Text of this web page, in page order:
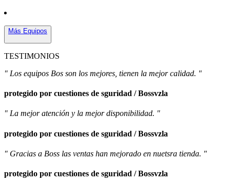
Más Equipos
TESTIMONIOS
" Los equipos Bos son los mejores, tienen la mejor calidad. "
protegido por cuestiones de sguridad / Bossvzla
" La mejor atención y la mejor disponibilidad. "
protegido por cuestiones de sguridad / Bossvzla
" Gracias a Boss las ventas han mejorado en nuetsra tienda. "
protegido por cuestiones de sguridad / Bossvzla